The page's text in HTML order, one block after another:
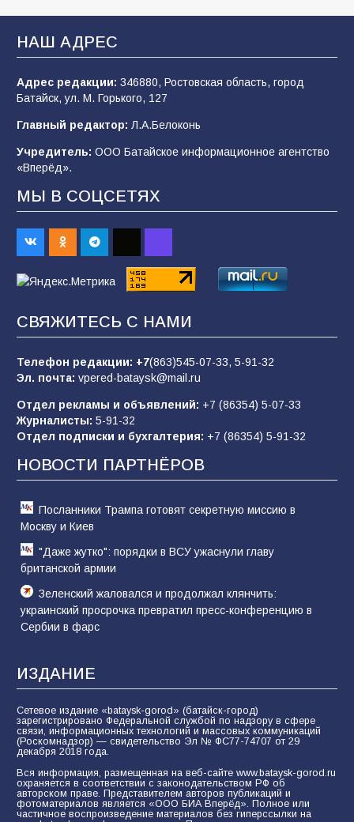
В Батайске продолжаются дорожные работы
107 04.08.2026
В детском саду № 35 дети освоили
строительные профессии в ходе
спортивного праздника
90
«Слухами Москву не возьмёшь»: почему
заявления Киева о мобилизации — это
отчаяние, а не разведка
83 02.08.2026
конкурса «Большая перемена»
62 04.08.2026
Командовал боем до последнего: герой
61 05.08.2026
НАШ АДРЕС
Адрес редакции: 346880, Ростовская область, город
Батайск, ул. М. Горького, 127
Главный редактор: Л.А.Белоконь
Учредитель: ООО Батайское информационное агентство
«Вперёд».
МЫ В СОЦСЕТЯХ
СВЯЖИТЕСЬ С НАМИ
Телефон редакции: +7(863)545-07-33, 5-91-32
Эл. почта: vpered-bataysk@mail.ru
Отдел рекламы и объявлений: +7 (86354) 5-07-33
Журналисты: 5-91-32
Отдел подписки и бухгалтерия: +7 (86354) 5-91-32
НОВОСТИ ПАРТНЁРОВ
Посланники Трампа готовят секретную миссию в
Москву и Киев
"Даже жутко": порядки в ВСУ ужаснули главу
британской армии
Зеленский жаловался и продолжал клянчить:
украинский просрочка превратил пресс-конференцию в
Сербии в фарс
ИЗДАНИЕ
Сетевое издание «bataysk-gorod» (батайск-город)
зарегистрировано Федеральной службой по надзору в сфере
связи, информационных технологий и массовых коммуникаций
(Роскомнадзор) — свидетельство Эл № ФС77-74707 от 29
декабря 2018 года.
Вся информация, размещенная на веб-сайте www.bataysk-gorod.ru
охраняется в соответствии с законодательством РФ об
авторском праве. Представителем авторов публикаций и
фотоматериалов является «ООО БИА Вперёд». Полное или
частичное воспроизведение материалов без гиперссылки на